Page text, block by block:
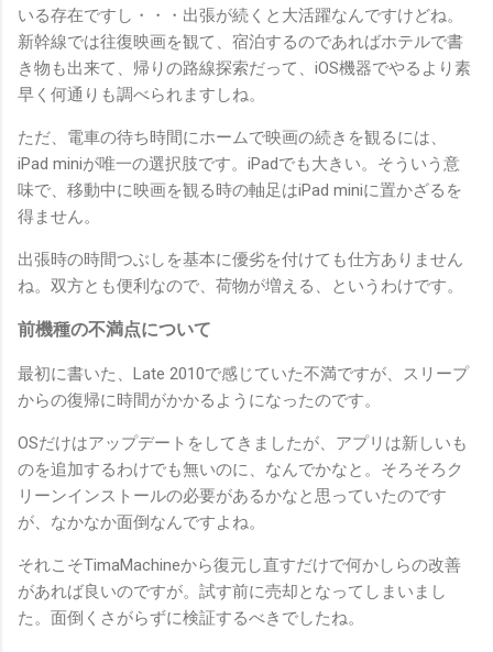
いる存在ですし・・・出張が続くと大活躍なんですけどね。
新幹線では往復映画を観て、宿泊するのであればホテルで書
き物も出来て、帰りの路線探索だって、iOS機器でやるより素
早く何通りも調べられますしね。
ただ、電車の待ち時間にホームで映画の続きを観るには、
iPad miniが唯一の選択肢です。iPadでも大きい。そういう意
味で、移動中に映画を観る時の軸足はiPad miniに置かざるを
得ません。
出張時の時間つぶしを基本に優劣を付けても仕方ありません
ね。双方とも便利なので、荷物が増える、というわけです。
前機種の不満点について
最初に書いた、Late 2010で感じていた不満ですが、スリープ
からの復帰に時間がかかるようになったのです。
OSだけはアップデートをしてきましたが、アプリは新しいも
のを追加するわけでも無いのに、なんでかなと。そろそろク
リーンインストールの必要があるかなと思っていたのです
が、なかなか面倒なんですよね。
それこそTimaMachineから復元し直すだけで何かしらの改善
があれば良いのですが。試す前に売却となってしまいまし
た。面倒くさがらずに検証するべきでしたね。